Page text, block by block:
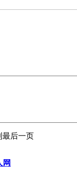
最后一页
网